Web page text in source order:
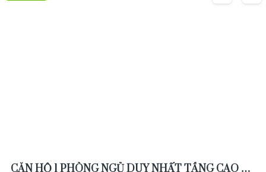
CĂN HỘ 1 PHÒNG NGỦ DUY NHẤT TẦNG CAO Ở